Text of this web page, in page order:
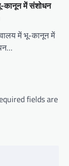
कानून में संशोधन
में भू-कानून में
fields are